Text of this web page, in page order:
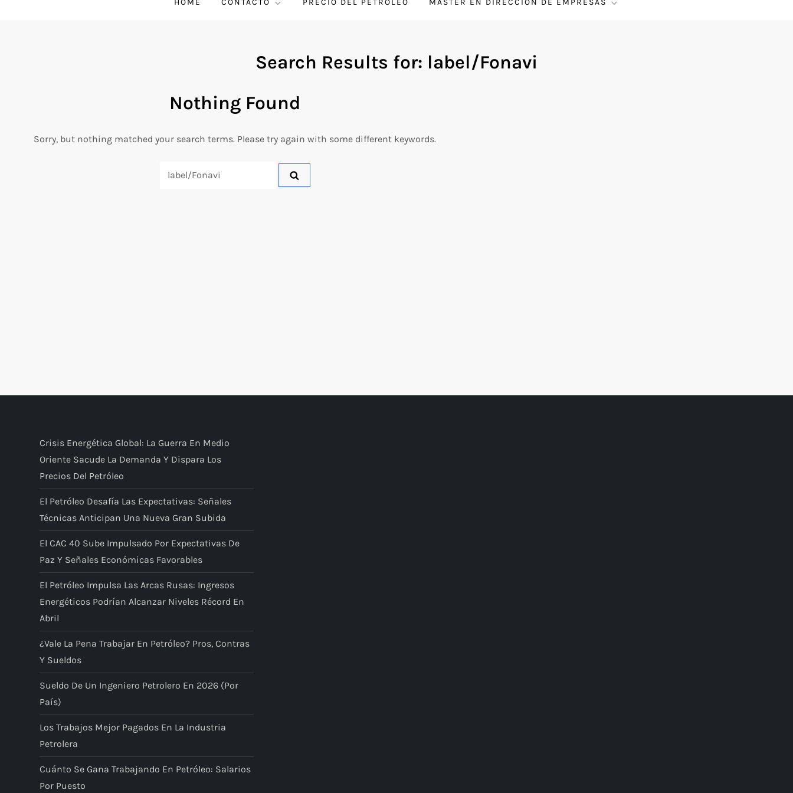
HOME CONTACTO PRECIO DEL PETRÓLEO MÁSTER EN DIRECCIÓN DE EMPRESAS
Search Results for: label/Fonavi
Nothing Found
Sorry, but nothing matched your search terms. Please try again with some different keywords.
Search
Crisis Energética Global: La Guerra En Medio
Oriente Sacude La Demanda Y Dispara Los
Precios Del Petróleo
El Petróleo Desafía Las Expectativas: Señales
Técnicas Anticipan Una Nueva Gran Subida
El CAC 40 Sube Impulsado Por Expectativas De
Paz Y Señales Económicas Favorables
El Petróleo Impulsa Las Arcas Rusas: Ingresos
Energéticos Podrían Alcanzar Niveles Récord En
Abril
¿Vale La Pena Trabajar En Petróleo? Pros, Contras
Y Sueldos
Sueldo De Un Ingeniero Petrolero En 2026 (por
País)
Los Trabajos Mejor Pagados En La Industria
Petrolera
Cuánto Se Gana Trabajando En Petróleo: Salarios
Por Puesto